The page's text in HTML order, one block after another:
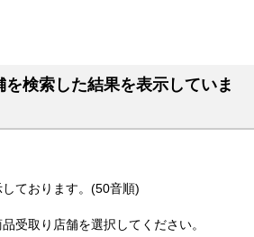
検索した結果を表示していま
ております。(50音順)
受取り店舗を選択してください。